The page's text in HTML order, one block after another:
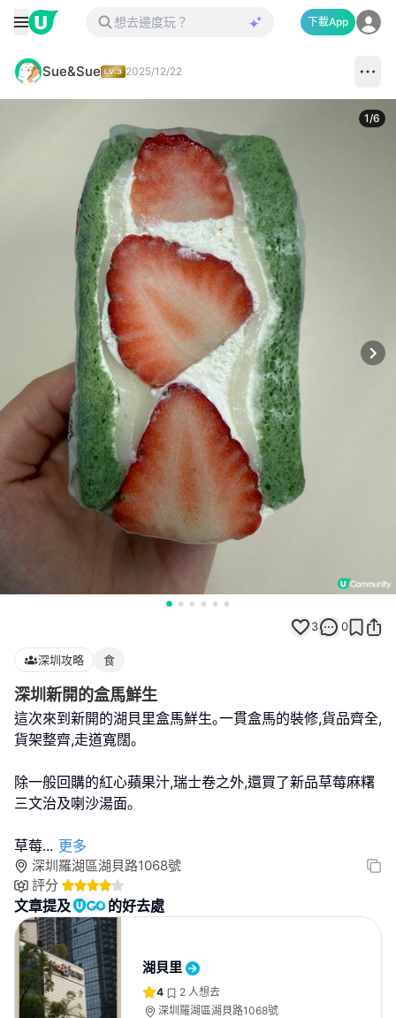
下載App
Sue&Sue 2025/12/22
1/6
3 0
深圳攻略 食
深圳新開的盒馬鮮生
這次來到新開的湖貝里盒馬鮮生｡一貫盒馬的裝修,貨品齊全,
貨架整齊,走道寬闊｡
除一般回購的紅心蘋果汁,瑞士卷之外,還買了新品草莓麻糬
三文治及喇沙湯面｡
草莓... 更多
深圳羅湖區湖貝路1068號
評分
文章提及 的好去處
湖貝里
4 2 人想去
深圳羅湖區湖貝路1068號